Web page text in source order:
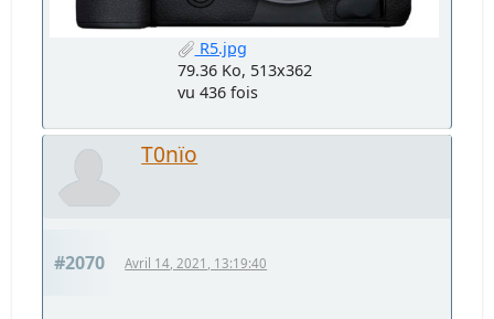
R5.jpg
79.36 Ko, 513x362
vu 436 fois
T0nïo
#2070 Avril 14, 2021, 13:19:40